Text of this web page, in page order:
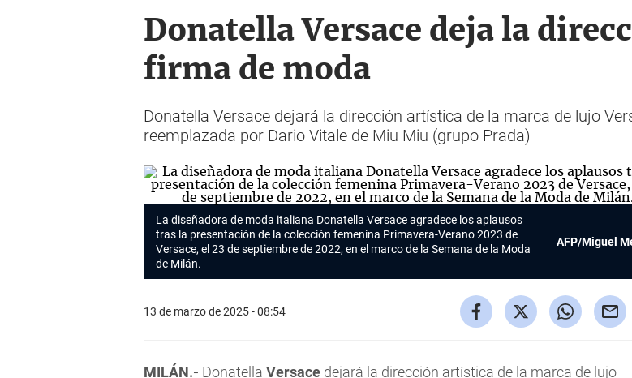
Donatella Versace deja la
firma de moda
Donatella Versace dejará la dirección artística de la marca de lujo
reemplazada por Dario Vitale de Miu Miu (grupo Prada)
La diseñadora de moda italiana Donatella Versace agradece los aplausos
tras la presentación de la colección femenina Primavera-Verano 2023 de
Versace, el 23 de septiembre de 2022, en el marco de la Semana de la Moda
de Milán.
AFP/Miguel
13 de marzo de 2025 - 08:54
MILÁN.- Donatella Versace dejará la dirección artística de la marca de lujo